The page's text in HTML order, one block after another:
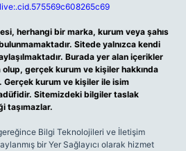
herhangi bir marka, kurum veya şahıs
Sitede yalnızca kendi
Burada yer alan içerikler
gerçek kurum ve kişiler hakkında
Gerçek kurum ve kişiler ile isim
Sitemizdeki bilgiler taslak
taşımazlar.
Bilgi Teknolojileri ve İletişim
bir Yer Sağlayıcı olarak hizmet